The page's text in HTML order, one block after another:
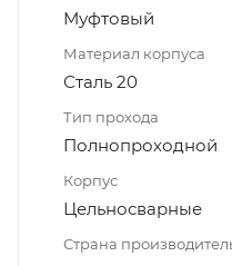
Муфтовый
Материал корпуса
Сталь 20
Тип прохода
Полнопроходной
Корпус
Цельносварные
Страна